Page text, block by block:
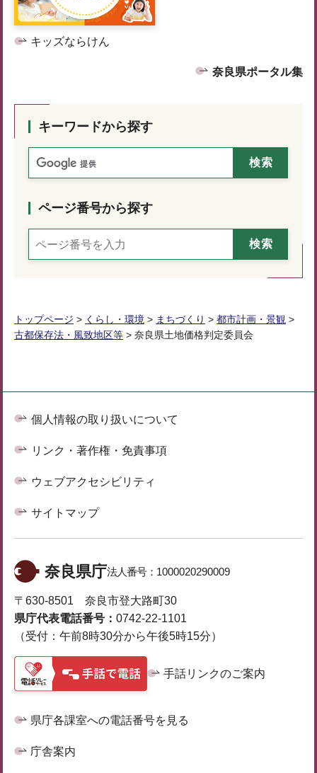
キッズならけん
奈良県ポータル集
キーワードから探す
ページ番号から探す
トップページ > くらし・環境 > まちづくり > 都市計画・景観 >
古都保存法・風致地区等 > 奈良県土地価格判定委員会
個人情報の取り扱いについて
リンク・著作権・免責事項
ウェブアクセシビリティ
サイトマップ
奈良県庁法人番号： 1000020290009
〒630-8501 奈良市登大路町30
県庁代表電話番号： 0742-22-1101
（受付：午前8時30分から午後5時15分）
手話リンクのご案内
県庁各課室への電話番号を見る
庁舎案内